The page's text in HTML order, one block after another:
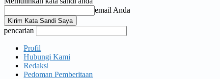
email Anda
pencarian
Profil
Hubungi Kami
Redaksi
Pedoman Pemberitaan